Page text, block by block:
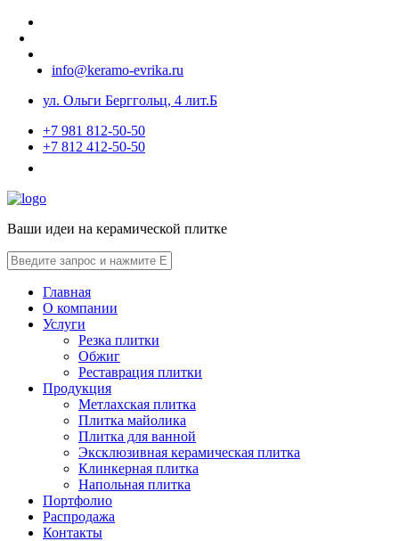
info@keramo-evrika.ru
ул. Ольги Берггольц, 4 лит.Б
+7 981 812-50-50
+7 812 412-50-50
Ваши идеи на керамической плитке
Главная
О компании
Услуги
Резка плитки
Обжиг
Реставрация плитки
Продукция
Метлахская плитка
Плитка майолика
Плитка для ванной
Эксклюзивная керамическая плитка
Клинкерная плитка
Напольная плитка
Портфолио
Распродажа
Контакты